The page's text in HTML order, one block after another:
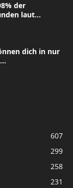
der
laut...
dich in nur
607
299
258
231